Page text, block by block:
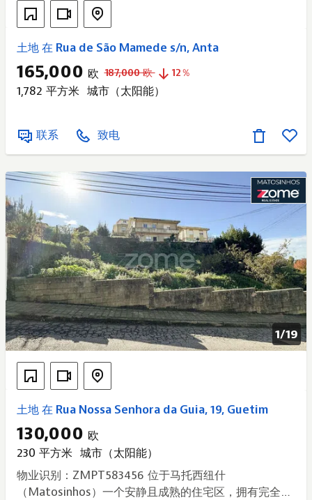
土地 在 Rua de São Mamede s/n, Anta
165,000 欧 187,000 欧 12％
1,782 平方米 城市（太阳能）
联系 致电
1/19
土地 在 Rua Nossa Senhora da Guia, 19, Guetim
130,000 欧
230 平方米 城市（太阳能）
物业识别：ZMPT583456 位于马托西纽什
（Matosinhos）一个安静且成熟的住宅区，拥有完全批